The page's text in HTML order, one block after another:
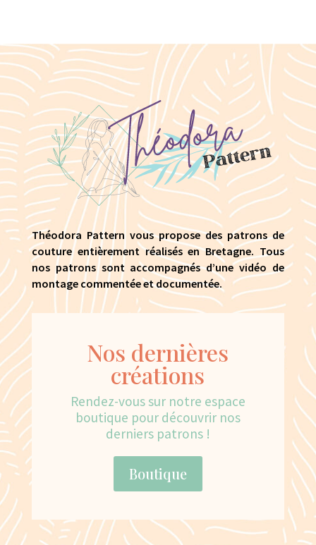
Théodora Pattern vous propose des patrons de
couture entièrement réalisés en Bretagne. Tous
nos patrons sont accompagnés d’une vidéo de
montage commentée et documentée.
Nos dernières
créations
Rendez-vous sur notre espace
boutique pour découvrir nos
derniers patrons !
Boutique